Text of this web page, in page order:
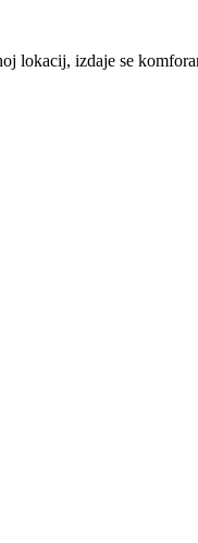
lokacij, izdaje se